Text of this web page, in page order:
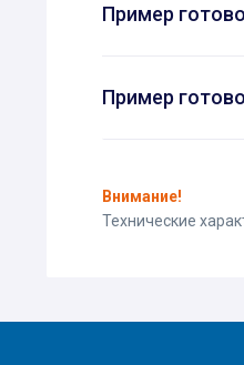
Пример
Пример
Внимание!
Технические